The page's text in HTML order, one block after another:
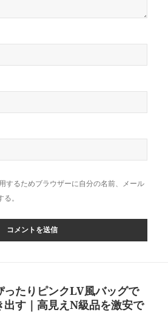
するためブラウザーに自分の名前、メール
。
ったりピンクLV風バッグで
出す｜高見えN級品を激安で